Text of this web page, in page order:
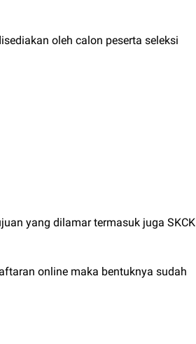
oleh calon peserta seleksi
yang dilamar termasuk juga SKCK
online maka bentuknya sudah